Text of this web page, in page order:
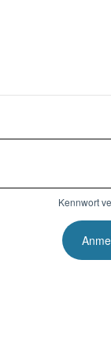
Kennwort